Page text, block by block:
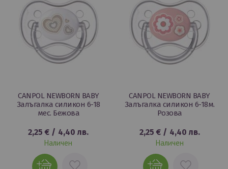
CANPOL NEWBORN BABY
Залъгалка силикон 6-18
мес. Бежова
2,25 € / 4,40 лв.
Наличен
ДОБАВИ
CANPOL NEWBORN BABY
Залъгалка силикон 6-18м.
Розова
2,25 €/ 4,40 лв.
Наличен
ДОБАВИ